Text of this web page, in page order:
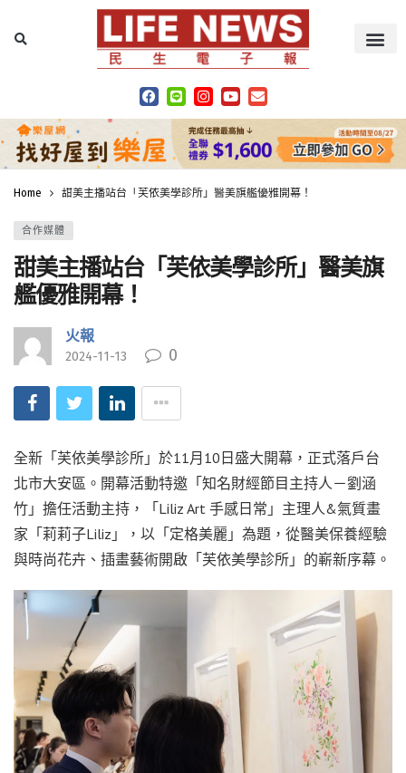
Home 甜美主播站台「芙依美學診所」醫美旗艦優雅開幕！
合作媒體
甜美主播站台「芙依美學診所」醫美旗
艦優雅開幕！
火報
2024-11-13 0
全新「芙依美學診所」於11月10日盛大開幕，正式落戶台
北市大安區。開幕活動特邀「知名財經節目主持人－劉涵
竹」擔任活動主持，「Liliz Art 手感日常」主理人&氣質畫
家「莉莉子Liliz」，以「定格美麗」為題，從醫美保養經驗
與時尚花卉、插畫藝術開啟「芙依美學診所」的嶄新序幕。